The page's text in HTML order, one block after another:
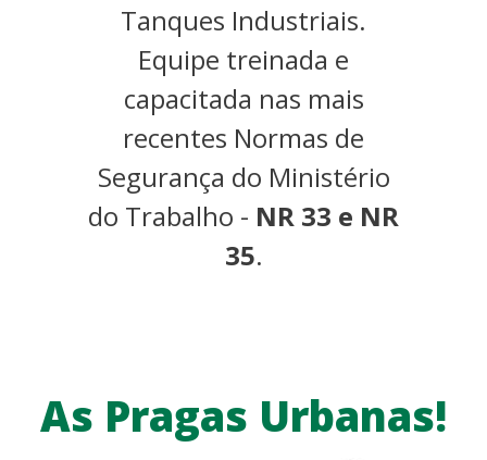
Tanques Industriais.
Equipe treinada e
capacitada nas mais
recentes Normas de
Segurança do Ministério
do Trabalho - NR 33 e NR
35.
As Pragas Urbanas!